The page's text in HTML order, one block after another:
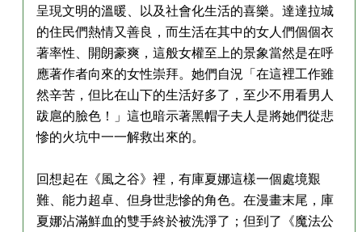
呈現文明的溫暖、以及社會化生活的喜樂。達達拉城
的住民們熱情又善良，而生活在其中的女人們個個衣
著率性、開朗豪爽，這般女權至上的景象當然是在呼
應著作者向來的女性崇拜。她們自況「在這裡工作雖
然辛苦，但比在山下的生活好多了，至少不用看男人
跋扈的臉色！」這也暗示著黑帽子夫人是將她們從悲
慘的火坑中一一解救出來的。
回想起在《風之谷》裡，有庫夏娜這樣一個處境艱
難、能力超卓、但身世悲慘的角色。在漫畫末尾，庫
夏娜沾滿鮮血的雙手終於被洗淨了；但到了《魔法公